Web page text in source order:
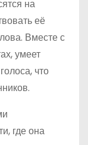
на
её
Вместе с
умеет
что
где она